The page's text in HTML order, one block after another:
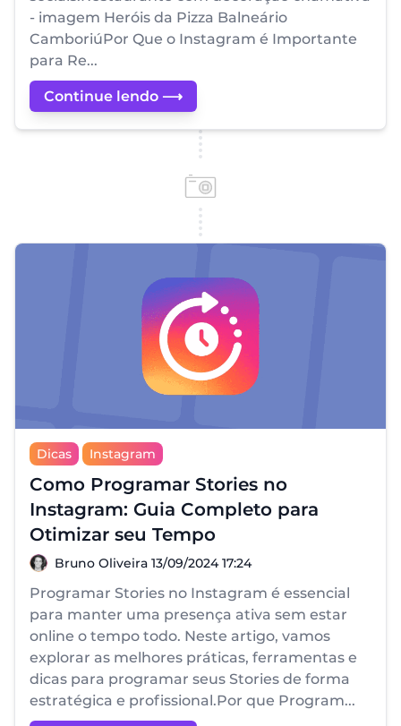
- imagem Heróis da Pizza Balneário
CamboriúPor Que o Instagram é Importante
para Re...
Continue lendo ⟶
Dicas Instagram
Como Programar Stories no
Instagram: Guia Completo para
Otimizar seu Tempo
Bruno Oliveira
Bruno Oliveira 13/09/2024 17:24
Programar Stories no Instagram é essencial
para manter uma presença ativa sem estar
online o tempo todo. Neste artigo, vamos
explorar as melhores práticas, ferramentas e
dicas para programar seus Stories de forma
estratégica e profissional.Por que Program...